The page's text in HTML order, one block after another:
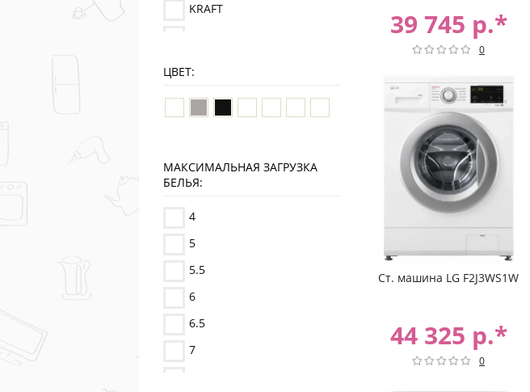
KRAFT
Smile
ЦВЕТ:
МАКСИМАЛЬНАЯ ЗАГРУЗКА
БЕЛЬЯ:
4
5
5.5
6
6.5
7
39 745 р.*
0
Ст. машина LG F2J3WS1W
44 325 р.*
0